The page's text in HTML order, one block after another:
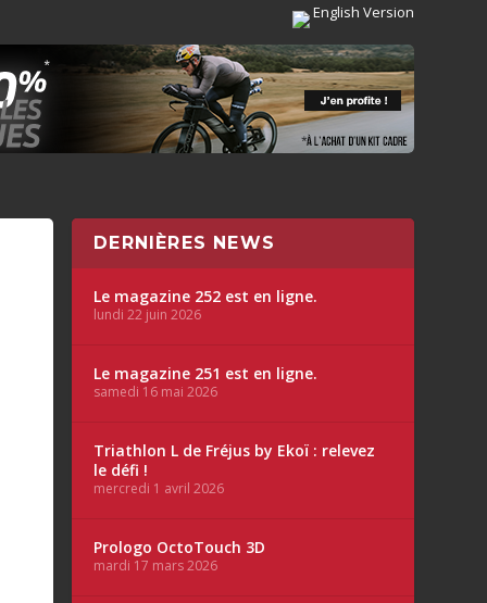
English Version
DERNIÈRES NEWS
Le magazine 252 est en ligne.
lundi 22 juin 2026
Le magazine 251 est en ligne.
samedi 16 mai 2026
Triathlon L de Fréjus by Ekoï : relevez
le défi !
mercredi 1 avril 2026
Prologo OctoTouch 3D
mardi 17 mars 2026